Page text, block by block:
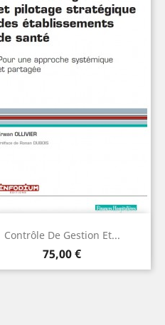
Contrôle De Gestion Et...
Prix
75,00 €
Aperçu
AJOUTER